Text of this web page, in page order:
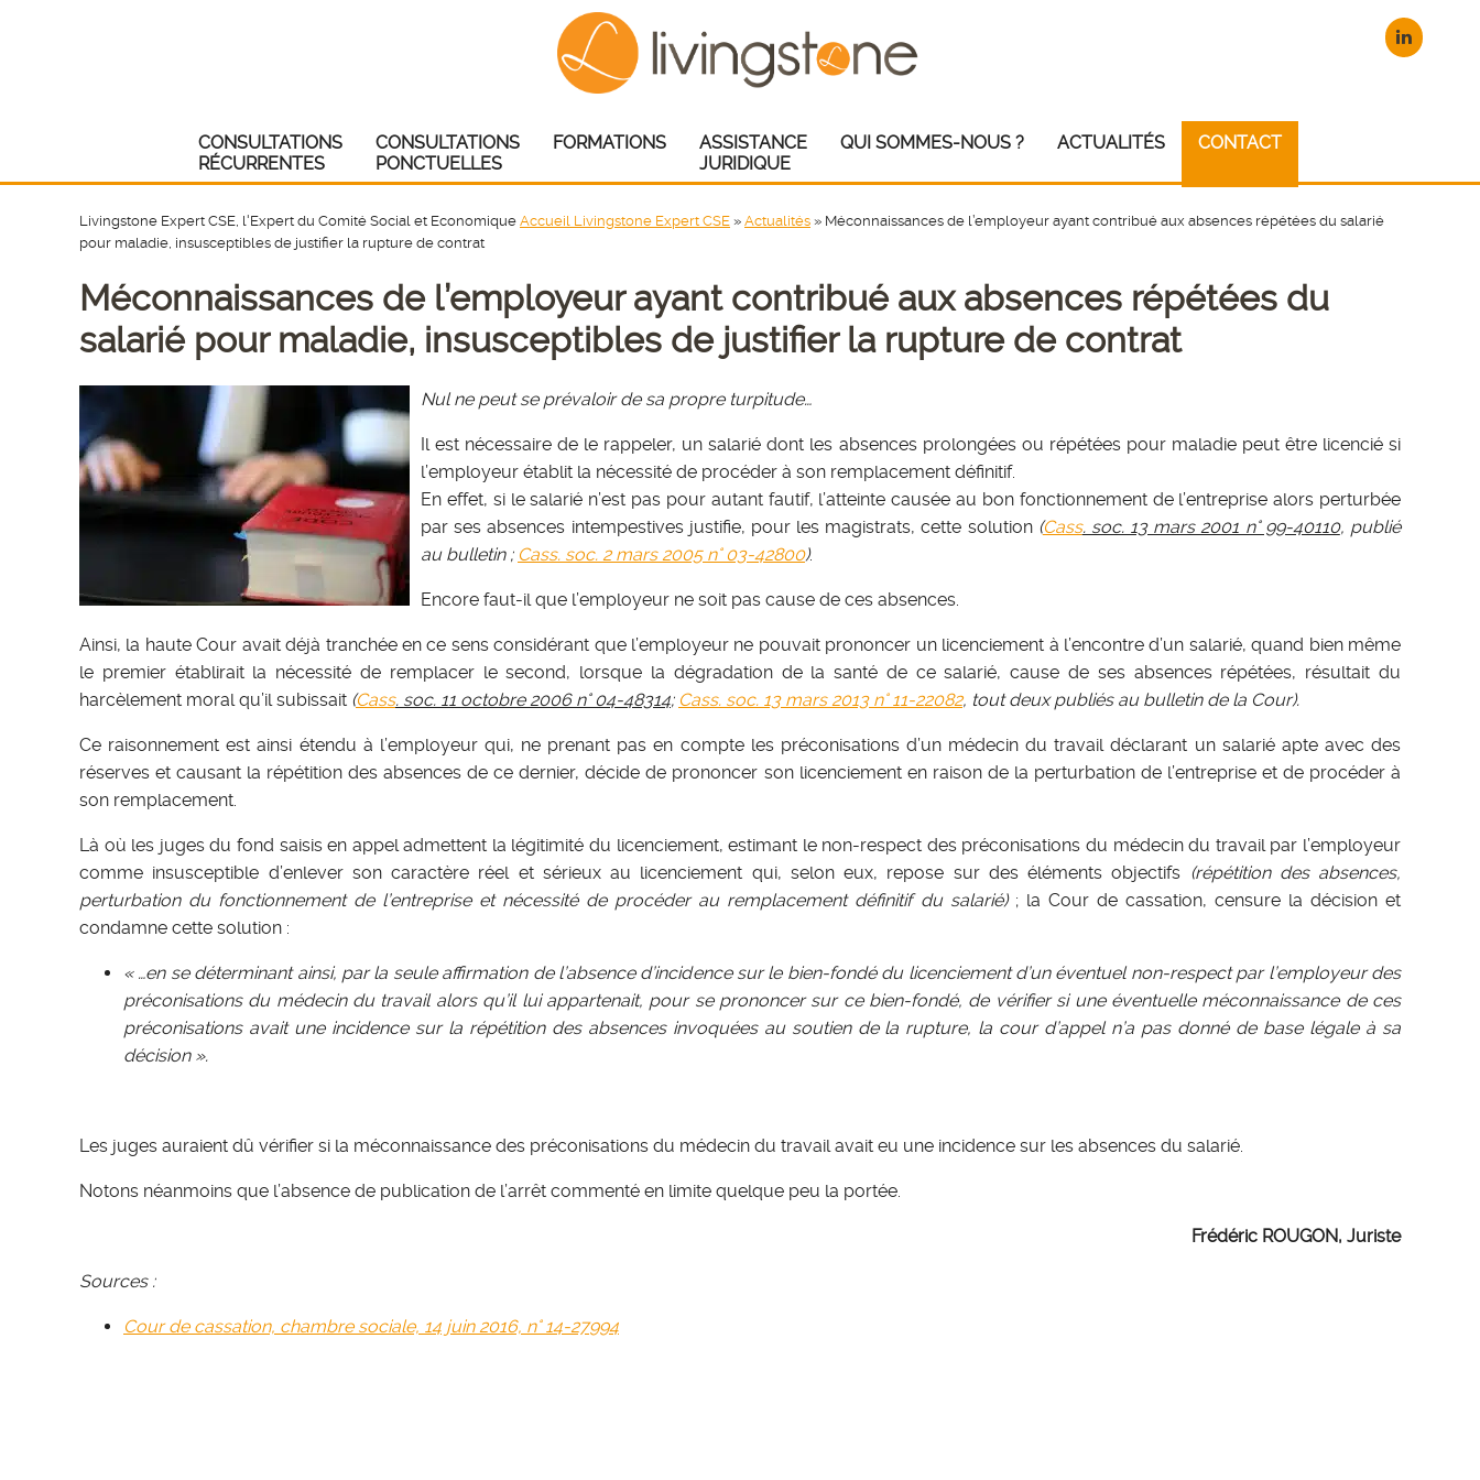
CONSULTATIONS
RÉCURRENTES
CONSULTATIONS
PONCTUELLES
FORMATIONS
ASSISTANCE
JURIDIQUE
QUI SOMMES-NOUS ? ACTUALITÉS CONTACT
Livingstone Expert CSE, l'Expert du Comité Social et Economique Accueil Livingstone Expert CSE » Actualités » Méconnaissances de l’employeur ayant contribué aux absences répétées du salarié
pour maladie, insusceptibles de justifier la rupture de contrat
Méconnaissances de l’employeur ayant contribué aux absences répétées du
salarié pour maladie, insusceptibles de justifier la rupture de contrat
Nul ne peut se prévaloir de sa propre turpitude…
Il est nécessaire de le rappeler, un salarié dont les absences prolongées ou répétées pour maladie peut être licencié si
l’employeur établit la nécessité de procéder à son remplacement définitif.
En effet, si le salarié n’est pas pour autant fautif, l’atteinte causée au bon fonctionnement de l’entreprise alors perturbée
par ses absences intempestives justifie, pour les magistrats, cette solution (Cass. soc. 13 mars 2001 n° 99-40110, publié
au bulletin ; Cass. soc. 2 mars 2005 n° 03-42800).
Encore faut-il que l’employeur ne soit pas cause de ces absences.
Ainsi, la haute Cour avait déjà tranchée en ce sens considérant que l’employeur ne pouvait prononcer un licenciement à l’encontre d’un salarié, quand bien même
le premier établirait la nécessité de remplacer le second, lorsque la dégradation de la santé de ce salarié, cause de ses absences répétées, résultait du
harcèlement moral qu’il subissait (Cass. soc. 11 octobre 2006 n° 04-48314; Cass. soc. 13 mars 2013 n° 11-22082, tout deux publiés au bulletin de la Cour).
Ce raisonnement est ainsi étendu à l’employeur qui, ne prenant pas en compte les préconisations d’un médecin du travail déclarant un salarié apte avec des
réserves et causant la répétition des absences de ce dernier, décide de prononcer son licenciement en raison de la perturbation de l’entreprise et de procéder à
son remplacement.
Là où les juges du fond saisis en appel admettent la légitimité du licenciement, estimant le non-respect des préconisations du médecin du travail par l’employeur
comme insusceptible d’enlever son caractère réel et sérieux au licenciement qui, selon eux, repose sur des éléments objectifs (répétition des absences,
perturbation du fonctionnement de l’entreprise et nécessité de procéder au remplacement définitif du salarié) ; la Cour de cassation, censure la décision et
condamne cette solution :
« …en se déterminant ainsi, par la seule affirmation de l’absence d’incidence sur le bien-fondé du licenciement d’un éventuel non-respect par l’employeur des
préconisations du médecin du travail alors qu’il lui appartenait, pour se prononcer sur ce bien-fondé, de vérifier si une éventuelle méconnaissance de ces
préconisations avait une incidence sur la répétition des absences invoquées au soutien de la rupture, la cour d’appel n’a pas donné de base légale à sa
décision ».
Les juges auraient dû vérifier si la méconnaissance des préconisations du médecin du travail avait eu une incidence sur les absences du salarié.
Notons néanmoins que l’absence de publication de l’arrêt commenté en limite quelque peu la portée.
Frédéric ROUGON, Juriste
Sources :
Cour de cassation, chambre sociale, 14 juin 2016, n° 14-27994